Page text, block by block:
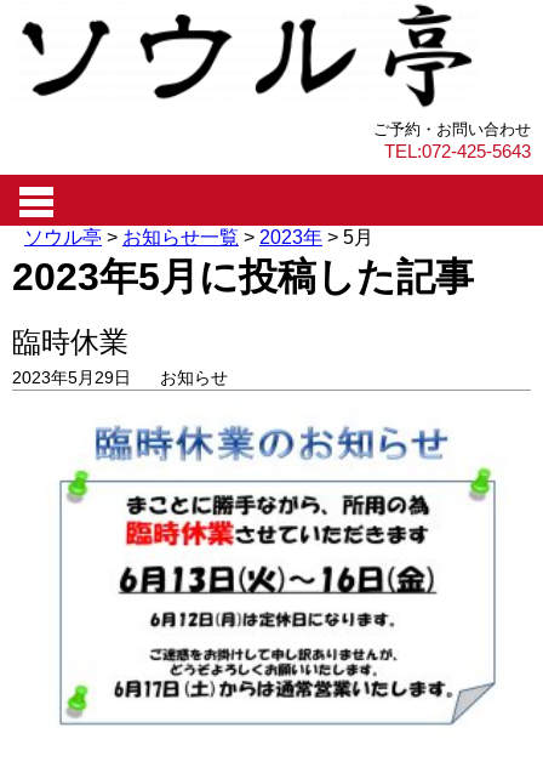
ご予約・お問い合わせ
TEL:072-425-5643
ソウル亭 > お知らせ一覧 > 2023年 > 5月
2023年5月に投稿した記事
臨時休業
2023年5月29日 お知らせ